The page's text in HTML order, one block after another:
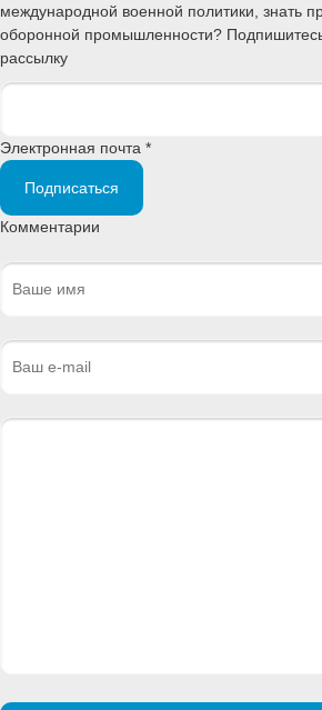
международной военной политики, знать
оборонной промышленности?
рассылку
Электронная почта *
Подписаться
Комментарии